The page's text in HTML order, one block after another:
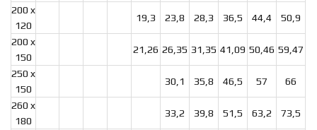
200 x
120
19,3 23,8 28,3 36,5 44,4 50,9
200 x
150
21,26 26,35 31,35 41,09 50,46 59,47
250 x
150
30,1 35,8 46,5 57 66
260 x
180
33,2 39,8 51,5 63,2 73,5